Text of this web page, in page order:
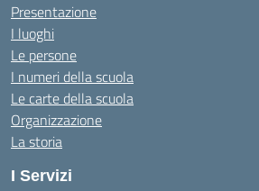
Presentazione
I luoghi
Le persone
I numeri della scuola
Le carte della scuola
Organizzazione
La storia
I Servizi